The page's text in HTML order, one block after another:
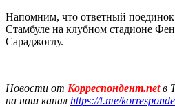
Напомним, что ответный
Стамбуле на клубном стадионе
Сараджоглу.
Новости от Корреспондент.netв
на наш канал https://t.me/